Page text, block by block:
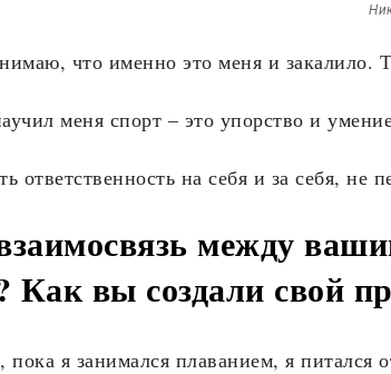
что именно это меня и закалило.
меня спорт – это упорство и
ответственность на себя и за себя, не
между
Как вы создали свой
пока я занимался плаванием, я